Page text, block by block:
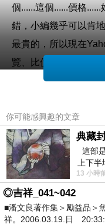
個......這個......價格
錯，小編幾乎可以肯
最貴的，所以現在
覽、比價工具。看到
去購買，比如說3C、
購買3C商品，除了考
的，燦坤擁有全台密
維修問題，不然縱使
分惱人的，是吧！
你可能感興趣的文章
典藏
這部
上下
景影射
13 小時
◎吉祥_041~042
■潘文良著作集＞勵益品＞
祥。2006.03.19.日